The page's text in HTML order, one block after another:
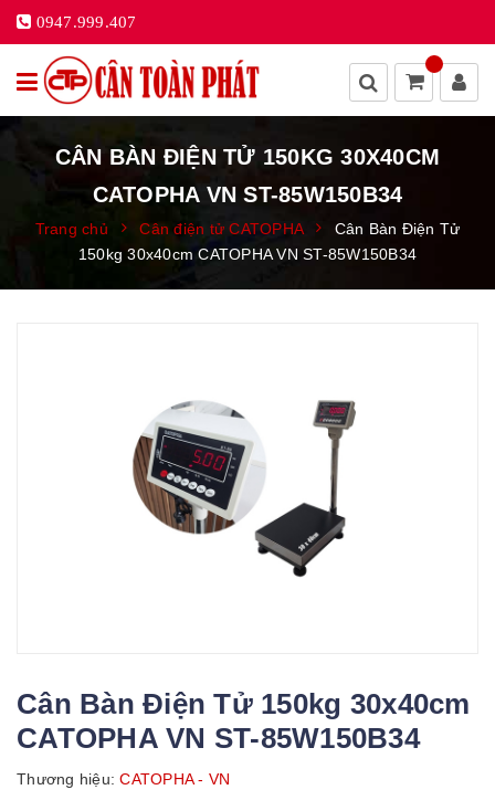
0947.999.407
CÂN BÀN ĐIỆN TỬ 150KG 30X40CM
CATOPHA VN ST-85W150B34
Trang chủ Cân điện tử CATOPHA
Cân Bàn Điện Tử
150kg 30x40cm CATOPHA VN ST-85W150B34
Cân Bàn Điện Tử 150kg 30x40cm
CATOPHA VN ST-85W150B34
Thương hiệu: CATOPHA - VN